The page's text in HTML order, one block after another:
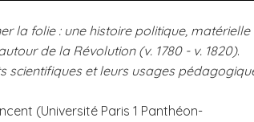
la folie : une histoire politique, matérielle
de la Révolution (v. 1780 - v. 1820).
scientifiques et leurs usages
(Université Paris 1 Panthéon-